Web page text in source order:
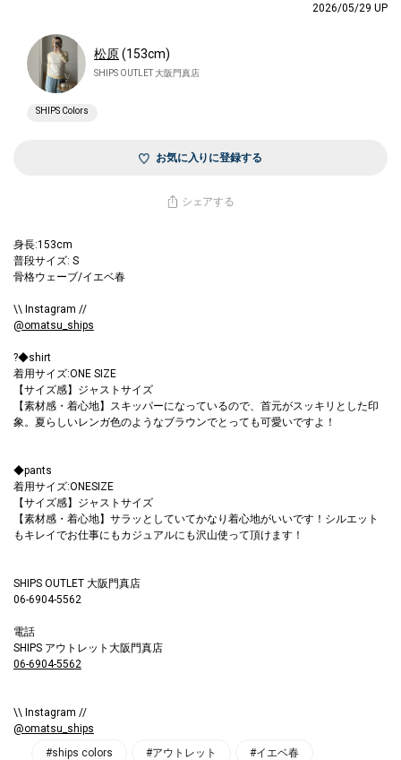
2026/05/29 UP
松原(153cm)
SHIPS OUTLET 大阪門真店
SHIPS Colors
お気に入りに登録する
シェアする
身長:153cm
普段サイズ: S
骨格ウェーブ/イエベ春
\\ Instagram //
@omatsu_ships
?◆shirt
着用サイズ:ONE SIZE
【サイズ感】ジャストサイズ
【素材感・着心地】スキッパーになっているので、首元がスッキリとした印
象。夏らしいレンガ色のようなブラウンでとっても可愛いですよ！
◆pants
着用サイズ:ONESIZE
【サイズ感】ジャストサイズ
【素材感・着心地】サラッとしていてかなり着心地がいいです！シルエット
もキレイでお仕事にもカジュアルにも沢山使って頂けます！
SHIPS OUTLET 大阪門真店
06-6904-5562
電話
SHIPS アウトレット大阪門真店
06-6904-5562
\\ Instagram //
@omatsu_ships
#ships colors
#アウトレット #イエベ春